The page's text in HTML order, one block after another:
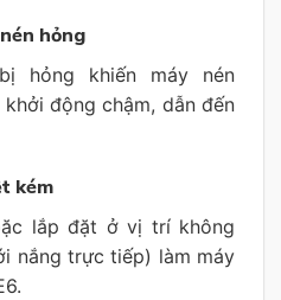
hỏng
hỏng khiến máy nén
động chậm, dẫn đến
kém
lắp đặt ở vị trí không
nắng trực tiếp) làm máy